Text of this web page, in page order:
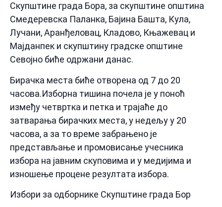
Скупштине града Бора, за скупштине општина
Смедеревска Паланка, Бајина Башта, Кула,
Лучани, Аранђеловац, Кладово, Књажевац и
Мајданпек и скупштину градске општине
Севојно биће одржани данас.
Бирачка места биће отворена од 7 до 20
часова.Изборна тишина почела је у поноћ
између четвртка и петка и трајаће до
затварања бирачких места, у недељу у 20
часова, а за то време забрањено је
представљање и промовисање учесника
избора на јавним скуповима и у медијима и
изношење процене резултата избора.
Избори за одборнике Скупштине града Бор